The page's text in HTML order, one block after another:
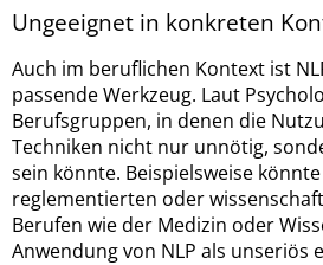
Ungeeignet in konkreten
Auch im beruflichen Kontext ist
passende Werkzeug. Laut
Berufsgruppen, in denen die
Techniken nicht nur unnötig,
sein könnte. Beispielsweise
reglementierten oder
Berufen wie der Medizin oder
Anwendung von NLP als unseriös